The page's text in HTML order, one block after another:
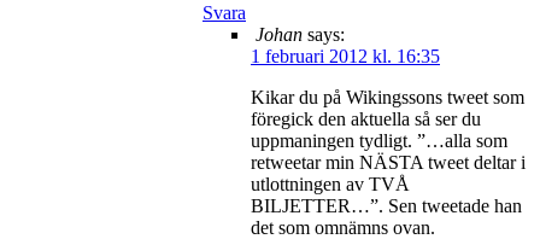
Svara
Johan says:
1 februari 2012 kl. 16:35
Kikar du på Wikingssons tweet som
föregick den aktuella så ser du
uppmaningen tydligt. ”…alla som
retweetar min NÄSTA tweet deltar i
utlottningen av TVÅ
BILJETTER…”. Sen tweetade han
det som omnämns ovan.